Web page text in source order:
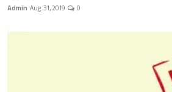
Admin Aug 31, 2019 0